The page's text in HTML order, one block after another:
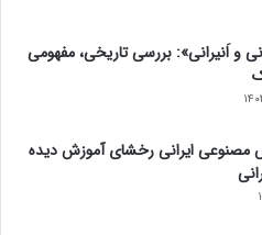
و اَنیرانی»: بررسی تاریخی، مفهومی
مصنوعی ایرانی رخشای آموزش دیده